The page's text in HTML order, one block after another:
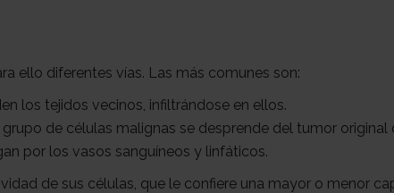
ello diferentes vías. Las más comunes son:
los tejidos vecinos, infiltrándose en ellos.
de células malignas se desprende del tumor
por los vasos sanguíneos y linfáticos.
de sus células, que le confiere una mayor o menor